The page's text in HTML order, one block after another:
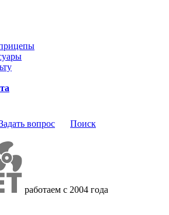
вопрос Поиск
работаем с 2004 года